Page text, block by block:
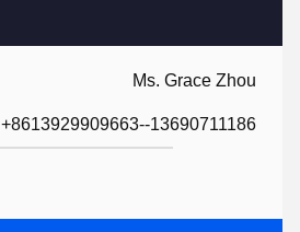
Ms. Grace Zhou
+8613929909663--13690711186